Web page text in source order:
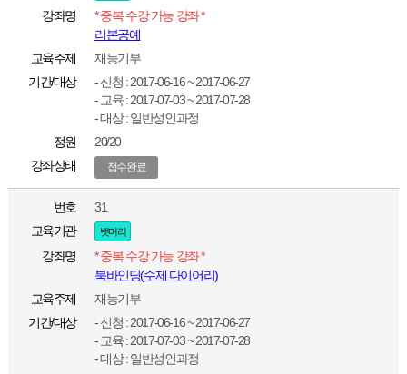
강좌명
* 중복 수강 가능 강좌 *
리본공예
교육주제
재능기부
기간/대상
- 신청 : 2017-06-16 ~ 2017-06-27
- 교육 : 2017-07-03 ~ 2017-07-28
- 대상 : 일반성인과정
정원
20/20
강좌상태
접수완료
번호
31
교육기관
뱃머리
강좌명
* 중복 수강 가능 강좌 *
북바인딩(수제 다이어리)
교육주제
재능기부
기간/대상
- 신청 : 2017-06-16 ~ 2017-06-27
- 교육 : 2017-07-03 ~ 2017-07-28
- 대상 : 일반성인과정